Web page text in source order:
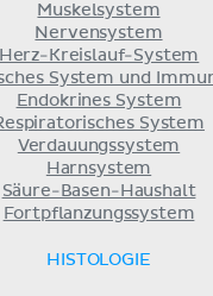
Muskelsystem
Nervensystem
Herz-Kreislauf-System
System und
Endokrines System
System
Verdauungssystem
Harnsystem
Säure-Basen-Haushalt
Fortpflanzungssystem
HISTOLOGIE